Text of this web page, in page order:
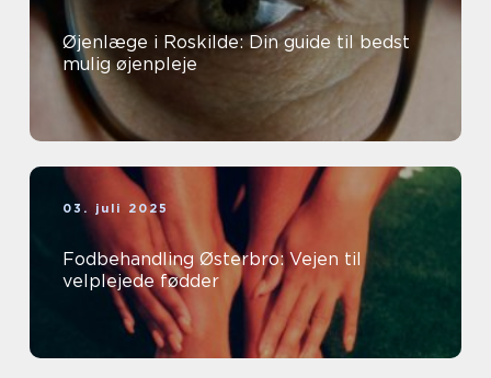
Øjenlæge i Roskilde: Din guide til bedst
mulig øjenpleje
03. juli 2025
Fodbehandling Østerbro: Vejen til
velplejede fødder